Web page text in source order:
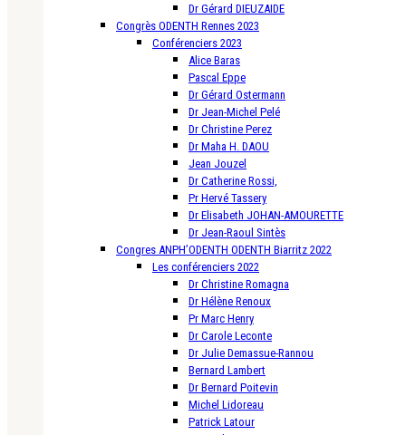
Dr Gérard DIEUZAIDE
Congrès ODENTH Rennes 2023
Conférenciers 2023
Alice Baras
Pascal Eppe
Dr Gérard Ostermann
Dr Jean-Michel Pelé
Dr Christine Perez
Dr Maha H. DAOU
Jean Jouzel
Dr Catherine Rossi,
Pr Hervé Tassery
Dr Elisabeth JOHAN-AMOURETTE
Dr Jean-Raoul Sintès
Congres ANPH’ODENTH ODENTH Biarritz 2022
Les conférenciers 2022
Dr Christine Romagna
Dr Hélène Renoux
Pr Marc Henry
Dr Carole Leconte
Dr Julie Demassue-Rannou
Bernard Lambert
Dr Bernard Poitevin
Michel Lidoreau
Patrick Latour